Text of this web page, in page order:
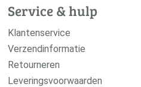
Service & hulp
Klantenservice
Verzendinformatie
Retourneren
Leveringsvoorwaarden